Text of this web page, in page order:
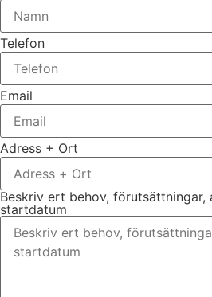
Telefon
Email
Adress + Ort
Beskriv ert behov, förutsättningar,
startdatum